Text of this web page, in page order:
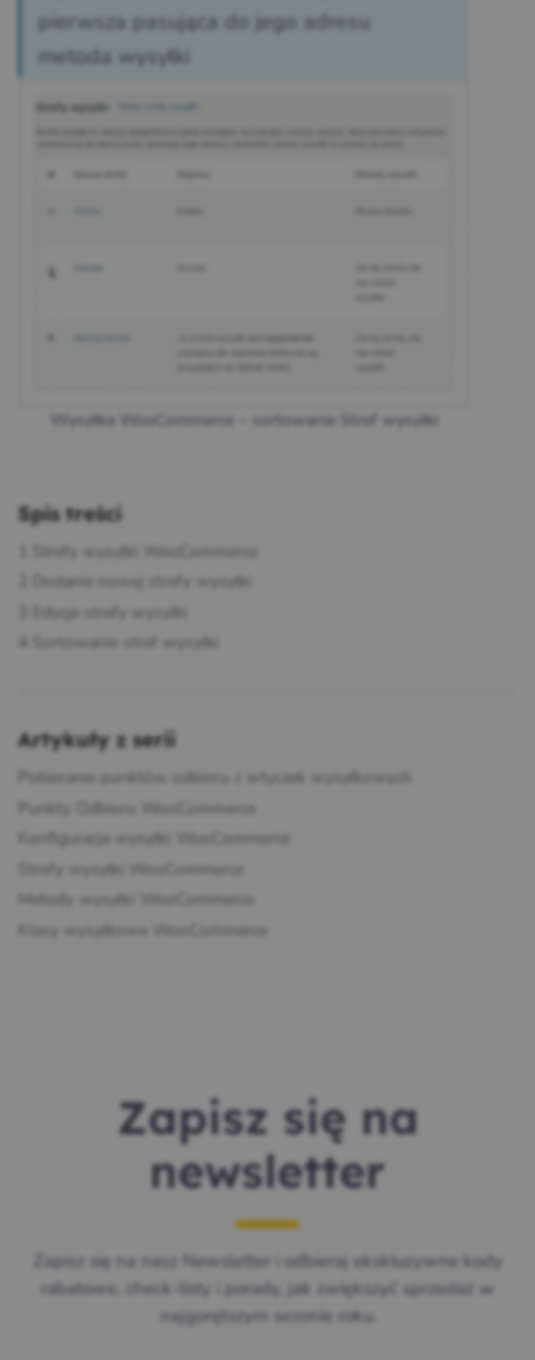
pierwsza pasująca do jego adresu
metoda wysyłki
Wysyłka WooCommerce – sortowanie Stref wysyłki
Spis treści
Strefy wysyłki WooCommerce
Dodanie nowej strefy wysyłki
Edycja strefy wysyłki
Sortowanie stref wysyłki
Artykuły z serii
Pobieranie punktów odbioru z wtyczek wysyłkowych
Punkty Odbioru WooCommerce
Konfiguracja wysyłki WooCommerce
Strefy wysyłki WooCommerce
Metody wysyłki WooCommerce
Klasy wysyłkowe WooCommerce
Zapisz się na
newsletter
Zapisz się na nasz Newsletter i odbieraj ekskluzywne kody
rabatowe, check-listy i porady, jak zwiększyć sprzedaż w
najgorętszym sezonie roku.